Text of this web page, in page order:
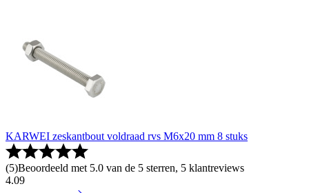
KARWEI zeskantbout voldraad rvs M6x20 mm 8 stuks
(5)Beoordeeld met 5.0 van de 5 sterren, 5 klantreviews
4.09